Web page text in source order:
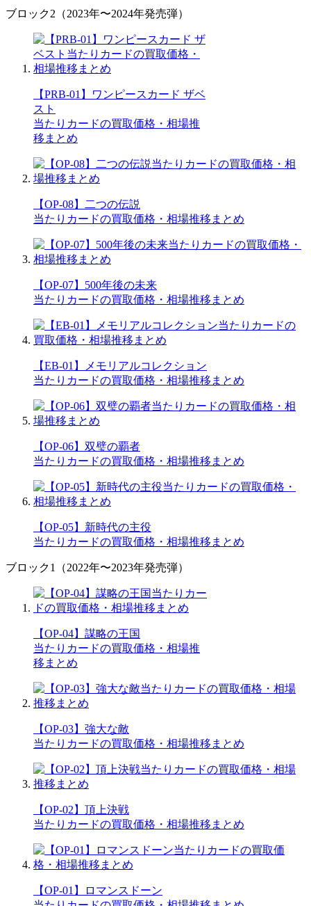
ブロック2（2023年〜2024年発売弾）
【PRB-01】ワンピースカード ザベ
スト
当たりカードの買取価格・相場推
移まとめ
【OP-08】二つの伝説
当たりカードの買取価格・相場推移まとめ
【OP-07】500年後の未来
当たりカードの買取価格・相場推移まとめ
【EB-01】メモリアルコレクション
当たりカードの買取価格・相場推移まとめ
【OP-06】双璧の覇者
当たりカードの買取価格・相場推移まとめ
【OP-05】新時代の主役
当たりカードの買取価格・相場推移まとめ
ブロック1（2022年〜2023年発売弾）
【OP-04】謀略の王国
当たりカードの買取価格・相場推
移まとめ
【OP-03】強大な敵
当たりカードの買取価格・相場推移まとめ
【OP-02】頂上決戦
当たりカードの買取価格・相場推移まとめ
【OP-01】ロマンスドーン